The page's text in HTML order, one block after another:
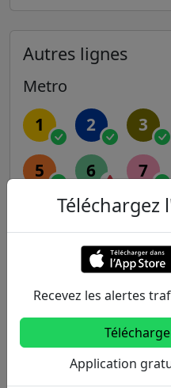
Autres lignes
Metro
1 2 3
5 6 7
10 11
RER
A B C
Téléchargez
Recevez les alertes
Application